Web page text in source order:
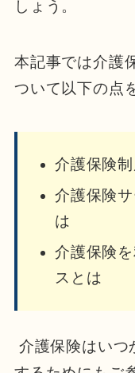
しょう。
本記事では介護
ついて以下の点
介護保険
介護保険
は
介護保険
スとは
介護保険はいつ